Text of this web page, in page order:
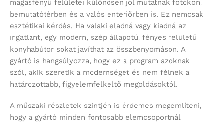
magasfényű felületei különösen jól mutatnak fotókon,
bemutatótérben és a valós enteriőrben is. Ez nemcsak
esztétikai kérdés. Ha valaki eladná vagy kiadná az
ingatlant, egy modern, szép állapotú, fényes felületű
konyhabútor sokat javíthat az összbenyomáson. A
gyártó is hangsúlyozza, hogy ez a program azoknak
szól, akik szeretik a modernséget és nem félnek a
határozottabb, figyelemfelkeltő megoldásoktól.
A műszaki részletek szintjén is érdemes megemlíteni,
hogy a gyártó minden fontosabb elemcsoportnál